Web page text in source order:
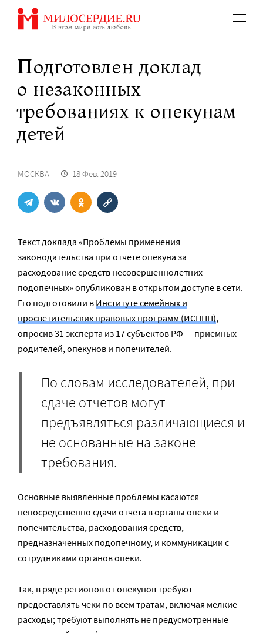
Перейти
содержанию
Подготовлен доклад
о незаконных
требованиях к опекунам
детей
МОСКВА 18 Фев. 2019
Текст доклада «Проблемы применения
законодательства при отчете опекуна за
расходование средств несовершеннолетних
подопечных» опубликован в открытом доступе в сети.
Его подготовили вИнституте семейных и
просветительских правовых программ (ИСППП),
опросив 31 эксперта из 17 субъектов РФ — приемных
родителей, опекунов и попечителей.
По словам исследователей, при
сдаче отчетов могут
предъявляться различающиеся и
не основанные на законе
требования.
Основные выявленные проблемы касаются
непосредственно сдачи отчета в органы опеки и
попечительства, расходования средств,
предназначенных подопечному, и коммуникации с
сотрудниками органов опеки.
Так, в ряде регионов от опекунов требуют
предоставлять чеки по всем тратам, включая мелкие
расходы; требуют выполнять не предусмотренные